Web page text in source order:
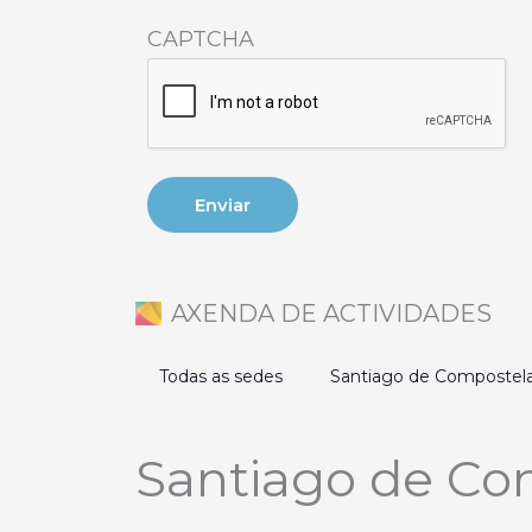
CAPTCHA
AXENDA DE ACTIVIDADES
Todas as sedes Santiago de
Santiago de
Eventos
en